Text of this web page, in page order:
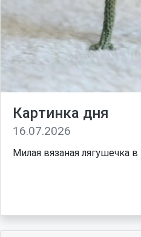
Картинка дня
16.07.2026
Милая вязаная лягушечка